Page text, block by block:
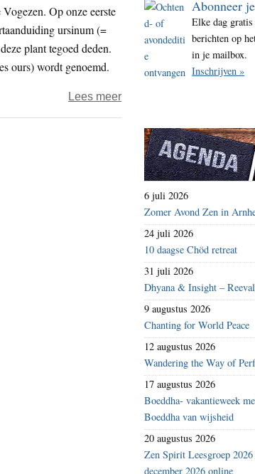
i
t
Op onze eerste
ursinum (=
plant tegoed deden.
ours) wordt genoemd.
Lees meerover
Pasta
aglio
orsino
spaghetti
daslook
olijfolie
Abonneer je
Elke dag gratis
berichten op
in je mailbox.
Inschrijven »
6 juli 2026
Zomer Avond Zen in
24 juli 2026
10 daagse Chöd retreat
31 juli 2026
Dhyana & Insight –
9 augustus 2026
Chanting for World Peace
12 augustus 2026
Wandering the Way of
17 augustus 2026
Boeddha- vakantieweek
Boeddha van wijsheid
20 augustus 2026
Zen Spirit Leesgroep
december 2026 online